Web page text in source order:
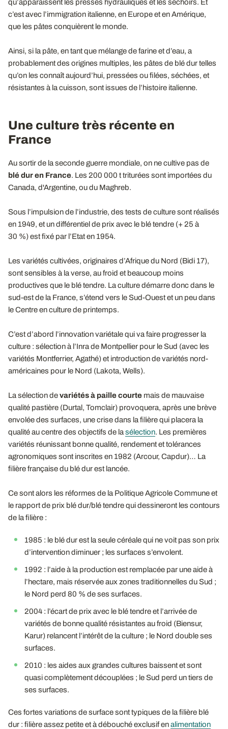
qu’apparaissent les presses hydrauliques et les séchoirs. Et
c’est avec l’immigration italienne, en Europe et en Amérique,
que les pâtes conquièrent le monde.
Ainsi, si la pâte, en tant que mélange de farine et d’eau, a
probablement des origines multiples, les pâtes de blé dur telles
qu’on les connaît aujourd’hui, pressées ou filées, séchées, et
résistantes à la cuisson, sont issues de l’histoire italienne.
Une culture très récente en
France
Au sortir de la seconde guerre mondiale, on ne cultive pas de
blé dur en France. Les 200 000 t triturées sont importées du
Canada, d'Argentine, ou du Maghreb.
Sous l’impulsion de l’industrie, des tests de culture sont réalisés
en 1949, et un différentiel de prix avec le blé tendre (+ 25 à
30 %) est fixé par l’Etat en 1954.
Les variétés cultivées, originaires d’Afrique du Nord (Bidi 17),
sont sensibles à la verse, au froid et beaucoup moins
productives que le blé tendre. La culture démarre donc dans le
sud-est de la France, s’étend vers le Sud-Ouest et un peu dans
le Centre en culture de printemps.
C’est d’abord l’innovation variétale qui va faire progresser la
culture : sélection à l’Inra de Montpellier pour le Sud (avec les
variétés Montferrier, Agathé) et introduction de variétés nord-
américaines pour le Nord (Lakota, Wells).
La sélection devariétés à paille courte mais de mauvaise
qualité pastière (Durtal, Tomclair) provoquera, après une brève
envolée des surfaces, une crise dans la filière qui placera la
qualité au centre des objectifs de la sélection. Les premières
variétés réunissant bonne qualité, rendement et tolérances
agronomiques sont inscrites en 1982 (Arcour, Capdur)… La
filière française du blé dur est lancée.
Ce sont alors les réformes de la Politique Agricole Commune et
le rapport de prix blé dur/blé tendre qui dessineront les contours
de la filière :
1985 : le blé dur est la seule céréale qui ne voit pas son prix
d’intervention diminuer ; les surfaces s’envolent.
1992 : l’aide à la production est remplacée par une aide à
l’hectare, mais réservée aux zones traditionnelles du Sud ;
le Nord perd 80 % de ses surfaces.
2004 : l’écart de prix avec le blé tendre et l’arrivée de
variétés de bonne qualité résistantes au froid (Biensur,
Karur) relancent l’intérêt de la culture ; le Nord double ses
surfaces.
2010 : les aides aux grandes cultures baissent et sont
quasi complètement découplées ; le Sud perd un tiers de
ses surfaces.
Ces fortes variations de surface sont typiques de la filière blé
dur : filière assez petite et à débouché exclusif enalimentation